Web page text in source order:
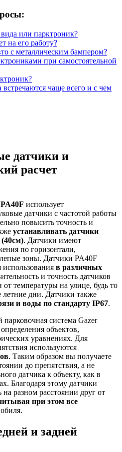
или парктроник?
на его работу?
с металлическим бампером?
при самостоятельной
чаще всего и с чем
датчики и
расчет
использует
датчики с частотой работы
повысить точность и
устанавливать датчики
. Датчики имеют
по горизонтали,
зоны. Датчики PA40F
использования в различных
и точность датчиков
температуры на улице, будь то
дни. Датчики также
и воды по стандарту IP67.
система Gazer
объектов,
уравнениях. Для
используются
. Таким образом вы получаете
до препятствия, а не
датчика к объекту, как в
Благодаря этому датчики
разном расстоянии друг от
при этом все
и задней